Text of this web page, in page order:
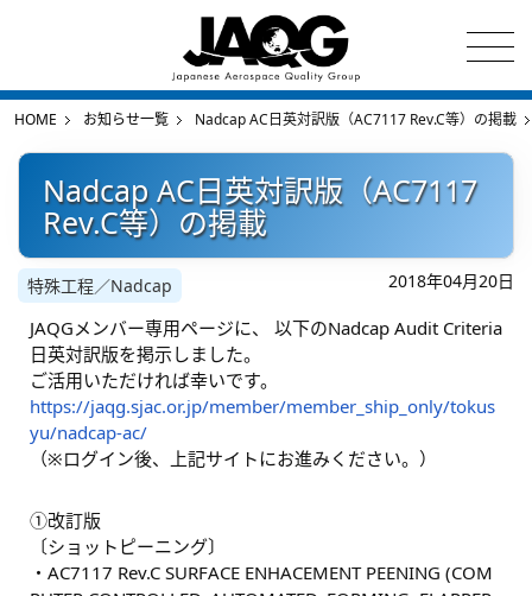
HOME お知らせ一覧 Nadcap AC日英対訳版（AC7117 Rev.C等）の掲載
Nadcap AC日英対訳版（AC7117
Rev.C等）の掲載
特殊工程／Nadcap 2018年04月20日
JAQGメンバー専用ページに、 以下のNadcap Audit Criteria
日英対訳版を掲示しました。
ご活用いただければ幸いです。
https://jaqg.sjac.or.jp/member/member_ship_only/tokus
yu/nadcap-ac/
（※ログイン後、上記サイトにお進みください。）
①改訂版
〔ショットピーニング〕
・AC7117 Rev.C SURFACE ENHACEMENT PEENING (COM